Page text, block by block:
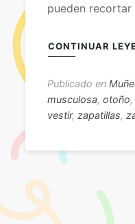
pueden
CONTINUAR
Publicado en
musculosa, otoño,
vestir, zapatillas,